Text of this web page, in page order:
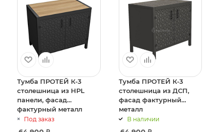
Тумба ПРОТЕЙ К-3
столешница из HPL
панели, фасад
фактурный металл
Под заказ
Тумба ПРОТЕЙ К-3
столешница из ДСП,
фасад фактурный
металл
В наличии